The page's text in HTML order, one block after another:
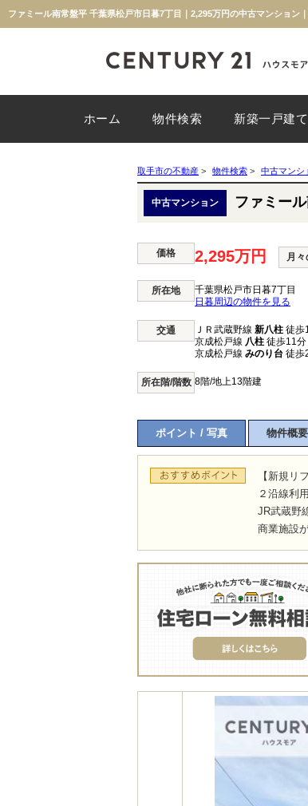
ファミール南常盤平 千葉県松戸市日暮7丁目｜2,295万円の中古マンション
ホーム 物件検索 新築一戸建て
取手市の不動産 > 物件検索 > 中古マンシ
中古マンション ファミー
価格 2,295万円 月
所在地 千葉県松戸市日暮7丁目
日暮周辺の物件を見る
交通 ＪＲ武蔵野線 新八柱 徒歩
京成松戸線 八柱 徒歩11分
京成松戸線 みのり台 徒歩
所在階/階数 8階/地上13階建
ポイント / 写真 物件概要
【新規リ
２沿線利
JR武蔵野
商業施設